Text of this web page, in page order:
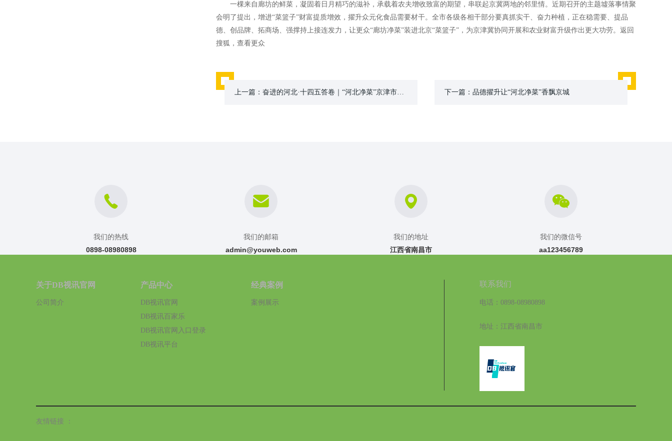
一棵来自廊坊的鲜菜，凝固着日月精巧的滋补，承载着农夫增收致富的期望，串联起京冀两地的邻里情。近期召开的主题墟落事情聚
会明了提出，增进“菜篮子”财富提质增效，擢升众元化食品需要材干。全市各级各相干部分要真抓实干、奋力种植，正在稳需要、提品
德、创品牌、拓商场、强撑持上接连发力，让更众“廊坊净菜”装进北京“菜篮子”，为京津冀协同开展和农业财富升级作出更大功劳。返回
搜狐，查看更众
上一篇： 奋进的河北·十四五答卷｜“河北净菜”京津市集受青睐 下一篇： 品德擢升让“河北净菜”香飘京城
我们的热线
0898-08980898
我们的邮箱
admin@youweb.com
我们的地址
江西省南昌市
我们的微信号
aa123456789
关于DB视讯官网
公司简介
产品中心
DB视讯官网
DB视讯百家乐
DB视讯官网入口登录
DB视讯平台
经典案例
案例展示
联系我们
电话：0898-08980898
地址：江西省南昌市
友情链接 ：